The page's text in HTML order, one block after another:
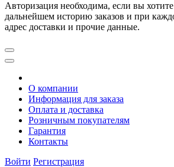
Авторизация необходима, если вы
дальнейшем историю заказов и при
адрес доставки и прочие данные.
О компании
Информация для заказа
Оплата и доставка
Розничным покупателям
Гарантия
Контакты
Войти Регистрация